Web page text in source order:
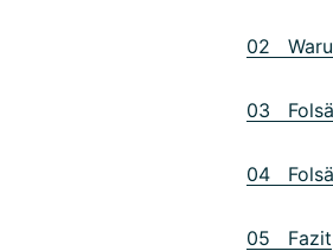
02
03
04
05 Fazit